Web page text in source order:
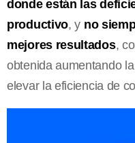
donde están las
productivo, y no
mejores resultados,
obtenida aumentando
elevar la eficiencia de